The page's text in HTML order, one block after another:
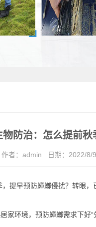
物防治：怎么提前秋
作者：admin 日期：2022/8/9
提早预防蟑螂侵扰？转眼，
环境，预防蟑螂需求下好“